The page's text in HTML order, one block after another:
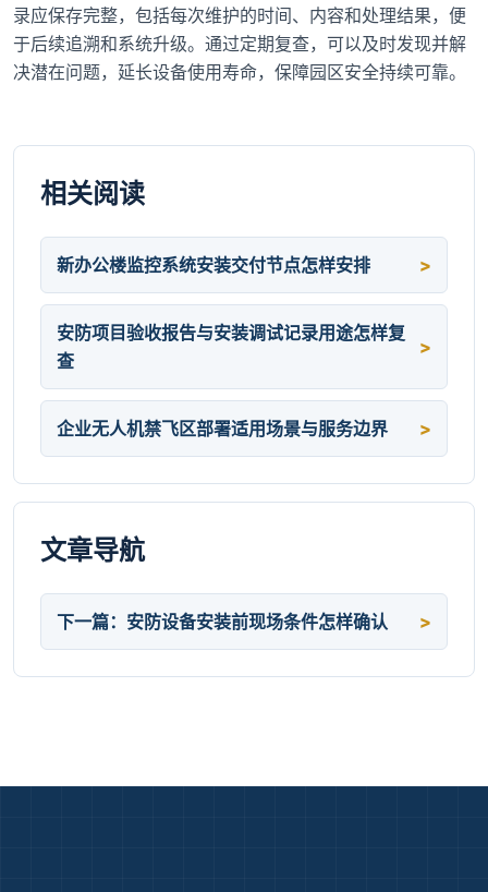
录应保存完整，包括每次维护的时间、内容和处理结果，便
于后续追溯和系统升级。通过定期复查，可以及时发现并解
决潜在问题，延长设备使用寿命，保障园区安全持续可靠。
相关阅读
新办公楼监控系统安装交付节点怎样安排
安防项目验收报告与安装调试记录用途怎样复
查
企业无人机禁飞区部署适用场景与服务边界
文章导航
下一篇：安防设备安装前现场条件怎样确认